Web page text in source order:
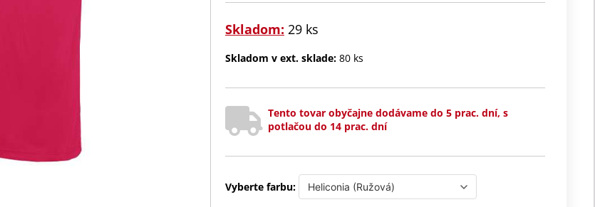
Skladom: 29 ks
Skladom v ext. sklade: 80 ks
Tento tovar obyčajne dodávame do 5 prac. dní, s
potlačou do 14 prac. dní
Vyberte farbu: